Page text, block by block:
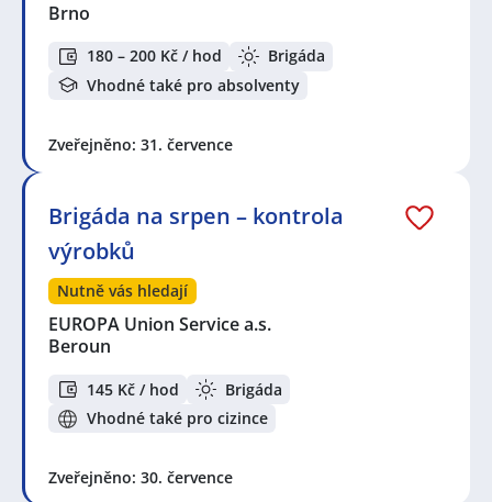
Brno
180 – 200 Kč / hod
Brigáda
Vhodné také pro absolventy
Zveřejněno: 31. července
Brigáda na srpen – kontrola
výrobků
Nutně vás hledají
EUROPA Union Service a.s.
Beroun
145 Kč / hod
Brigáda
Vhodné také pro cizince
Zveřejněno: 30. července